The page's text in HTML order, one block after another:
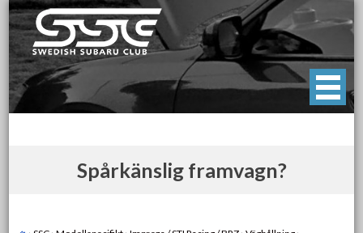
Skip
to
content
Swedish Subaru Club
För oss som älskar Subaru!
Spårkänslig framvagn?